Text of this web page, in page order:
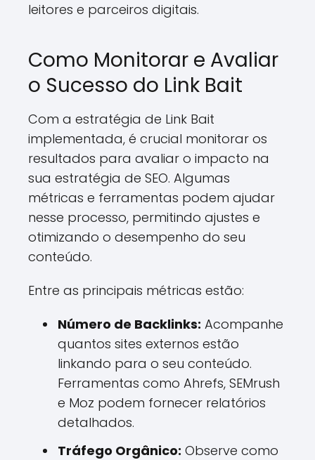
leitores e parceiros digitais.
Como Monitorar e Avaliar
o Sucesso do Link Bait
Com a estratégia de Link Bait
implementada, é crucial monitorar os
resultados para avaliar o impacto na
sua estratégia de SEO. Algumas
métricas e ferramentas podem ajudar
nesse processo, permitindo ajustes e
otimizando o desempenho do seu
conteúdo.
Entre as principais métricas estão:
Número de Backlinks: Acompanhe
quantos sites externos estão
linkando para o seu conteúdo.
Ferramentas como Ahrefs, SEMrush
e Moz podem fornecer relatórios
detalhados.
Tráfego Orgânico: Observe como